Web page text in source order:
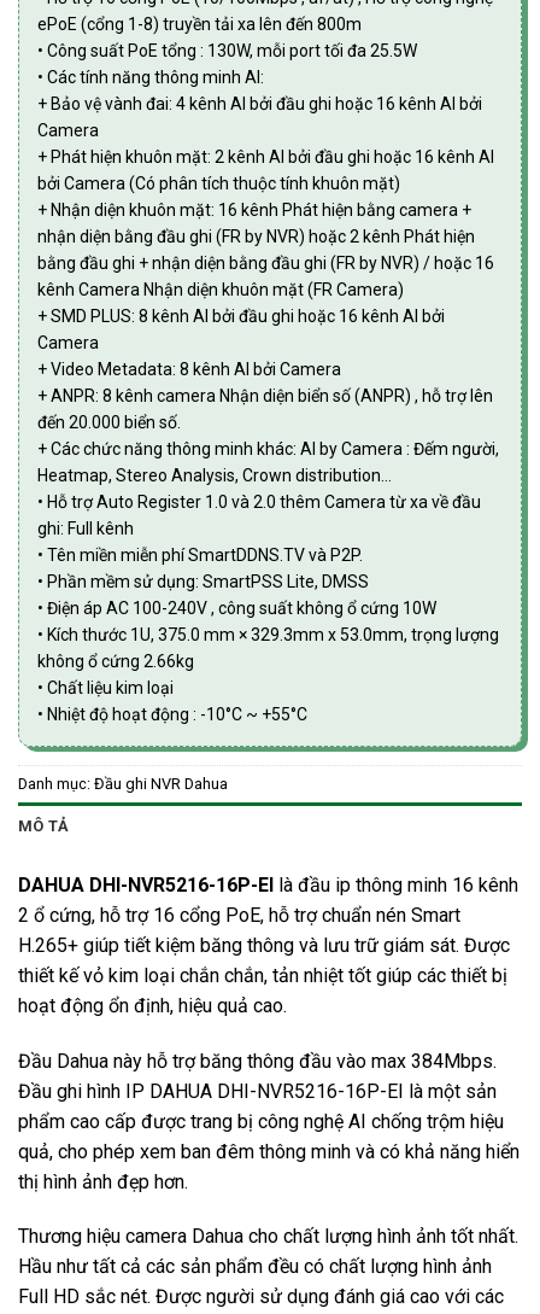
ePoE (cổng 1-8) truyền tải xa lên đến 800m
• Công suất PoE tổng : 130W, mỗi port tối đa 25.5W
• Các tính năng thông minh AI:
+ Bảo vệ vành đai: 4 kênh AI bởi đầu ghi hoặc 16 kênh AI bởi
Camera
+ Phát hiện khuôn mặt: 2 kênh AI bởi đầu ghi hoặc 16 kênh AI
bởi Camera (Có phân tích thuộc tính khuôn mặt)
+ Nhận diện khuôn mặt: 16 kênh Phát hiện bằng camera +
nhận diện bằng đầu ghi (FR by NVR) hoặc 2 kênh Phát hiện
bằng đầu ghi + nhận diện bằng đầu ghi (FR by NVR) / hoặc 16
kênh Camera Nhận diện khuôn mặt (FR Camera)
+ SMD PLUS: 8 kênh AI bởi đầu ghi hoặc 16 kênh AI bởi
Camera
+ Video Metadata: 8 kênh AI bởi Camera
+ ANPR: 8 kênh camera Nhận diện biển số (ANPR) , hỗ trợ lên
đến 20.000 biển số.
+ Các chức năng thông minh khác: AI by Camera : Đếm người,
Heatmap, Stereo Analysis, Crown distribution…
• Hỗ trợ Auto Register 1.0 và 2.0 thêm Camera từ xa về đầu
ghi: Full kênh
• Tên miền miễn phí SmartDDNS.TV và P2P.
• Phần mềm sử dụng: SmartPSS Lite, DMSS
• Điện áp AC 100-240V , công suất không ổ cứng 10W
• Kích thước 1U, 375.0 mm × 329.3mm x 53.0mm, trọng lượng
không ổ cứng 2.66kg
• Chất liệu kim loại
• Nhiệt độ hoạt động : -10°C ~ +55°C
Danh mục: Đầu ghi NVR Dahua
MÔ TẢ
DAHUA DHI-NVR5216-16P-EI là đầu ip thông minh 16 kênh
2 ổ cứng, hỗ trợ 16 cổng PoE, hỗ trợ chuẩn nén Smart
H.265+ giúp tiết kiệm băng thông và lưu trữ giám sát. Được
thiết kế vỏ kim loại chắn chắn, tản nhiệt tốt giúp các thiết bị
hoạt động ổn định, hiệu quả cao.
Đầu Dahua này hỗ trợ băng thông đầu vào max 384Mbps.
Đầu ghi hình IP DAHUA DHI-NVR5216-16P-EI là một sản
phẩm cao cấp được trang bị công nghệ AI chống trộm hiệu
quả, cho phép xem ban đêm thông minh và có khả năng hiển
thị hình ảnh đẹp hơn.
Thương hiệu camera Dahua cho chất lượng hình ảnh tốt nhất.
Hầu như tất cả các sản phẩm đều có chất lượng hình ảnh
Full HD sắc nét. Được người sử dụng đánh giá cao với các